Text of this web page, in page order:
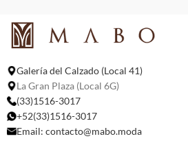
Galería del Calzado (Local 41)
La Gran Plaza (Local 6G)
(33)1516-3017
+52(33)1516-3017
Email: contacto@mabo.moda